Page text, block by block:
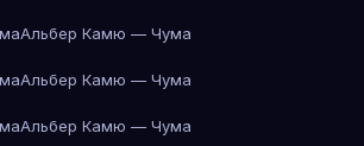
Альбер Камю — Чума
Альбер Камю — Чума
Альбер Камю — Чума